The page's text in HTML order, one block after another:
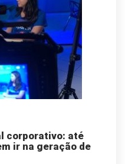
corporativo: até
ir na geração de